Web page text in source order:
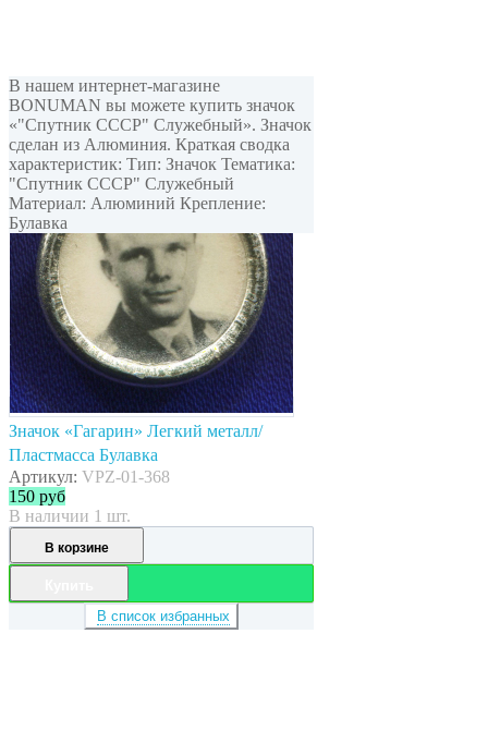
В нашем интернет-магазине
BONUMAN вы можете купить значок
«"Спутник СССР" Служебный». Значок
сделан из Алюминия. Краткая сводка
характеристик: Тип: Значок Тематика:
"Спутник СССР" Служебный
Материал: Алюминий Крепление:
Булавка
Значок «Гагарин» Легкий металл/
Пластмасса Булавка
Артикул: VPZ-01-368
150 руб
В наличии 1 шт.
В корзине
В список избранных